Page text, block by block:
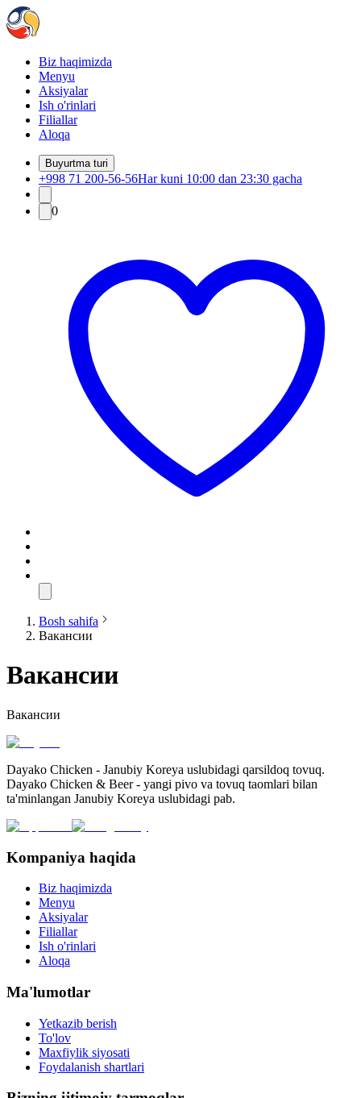
Biz haqimizda
Menyu
Aksiyalar
Ish o'rinlari
Filiallar
Aloqa
Buyurtma turi
+998 71 200-56-56Har kuni 10:00 dan 23:30 gacha
0
Bosh sahifa
Вакансии
Вакансии
Вакансии
Dayako Chicken - Janubiy Koreya uslubidagi qarsildoq tovuq.
Dayako Chicken & Beer - yangi pivo va tovuq taomlari bilan
ta'minlangan Janubiy Koreya uslubidagi pab.
Kompaniya haqida
Biz haqimizda
Menyu
Aksiyalar
Filiallar
Ish o'rinlari
Aloqa
Ma'lumotlar
Yetkazib berish
To'lov
Maxfiylik siyosati
Foydalanish shartlari